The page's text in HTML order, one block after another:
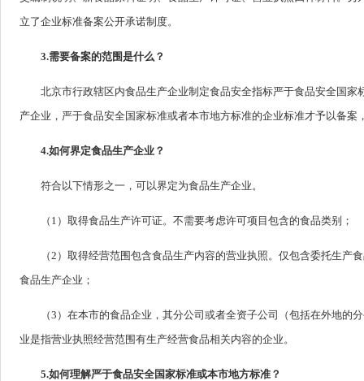
立了企业标准备案公开承诺制度。
3.需要备案的范围是什么？
北京市行政辖区内食品生产企业制定食品安全指标严于食品安全国
产企业，严于食品安全国家标准或者本市地方标准的企业标准才予以备案
4.如何界定食品生产企业？
符合以下情形之一，可以界定为食品生产企业。
（1）取得食品生产许可证。不需要考虑许可项目包含的食品类别；
（2）取得经营范围包含食品生产内容的营业执照。仅包含委托生
食品生产企业；
（3）在本市的食品企业，其分公司或者全资子公司（包括在外地
业是指营业执照经营范围有生产经营食品相关内容的企业。
5.如何理解严于食品安全国家标准或本市地方标准？